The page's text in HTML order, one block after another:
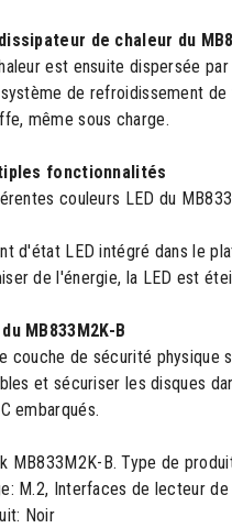
de chaleur du
est ensuite dispersée
de refroidissement
même sous charge.
fonctionnalités
couleurs LED du
d'état LED intégré dans le
de l'énergie, la LED est
MB833M2K-B
couche de sécurité
et sécuriser les disques
embarqués.
MB833M2K-B. Type de
M.2, Interfaces de lecteur
Noir